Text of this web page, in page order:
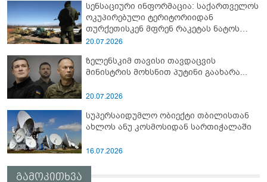
სენსაციური ინფორმაცია: საქართველოს
ოკუპირებული ტერიტორიიდან
თურქეთისკენ მფრენ რაკეტას ნატოს
სამიტი კინაღამ ჩაუშლია
20.07.2026
ზელენსკიმ თავისი თავდაცვის
მინისტრის მოხსნით პუტინი გაახარა...
20.07.2026
სუპერსაიდუმლო ობიექტი თბილისთან
ახლოს ანუ კოსმოსიდან სართიჭალაში
16.07.2026
გამოკითხვა